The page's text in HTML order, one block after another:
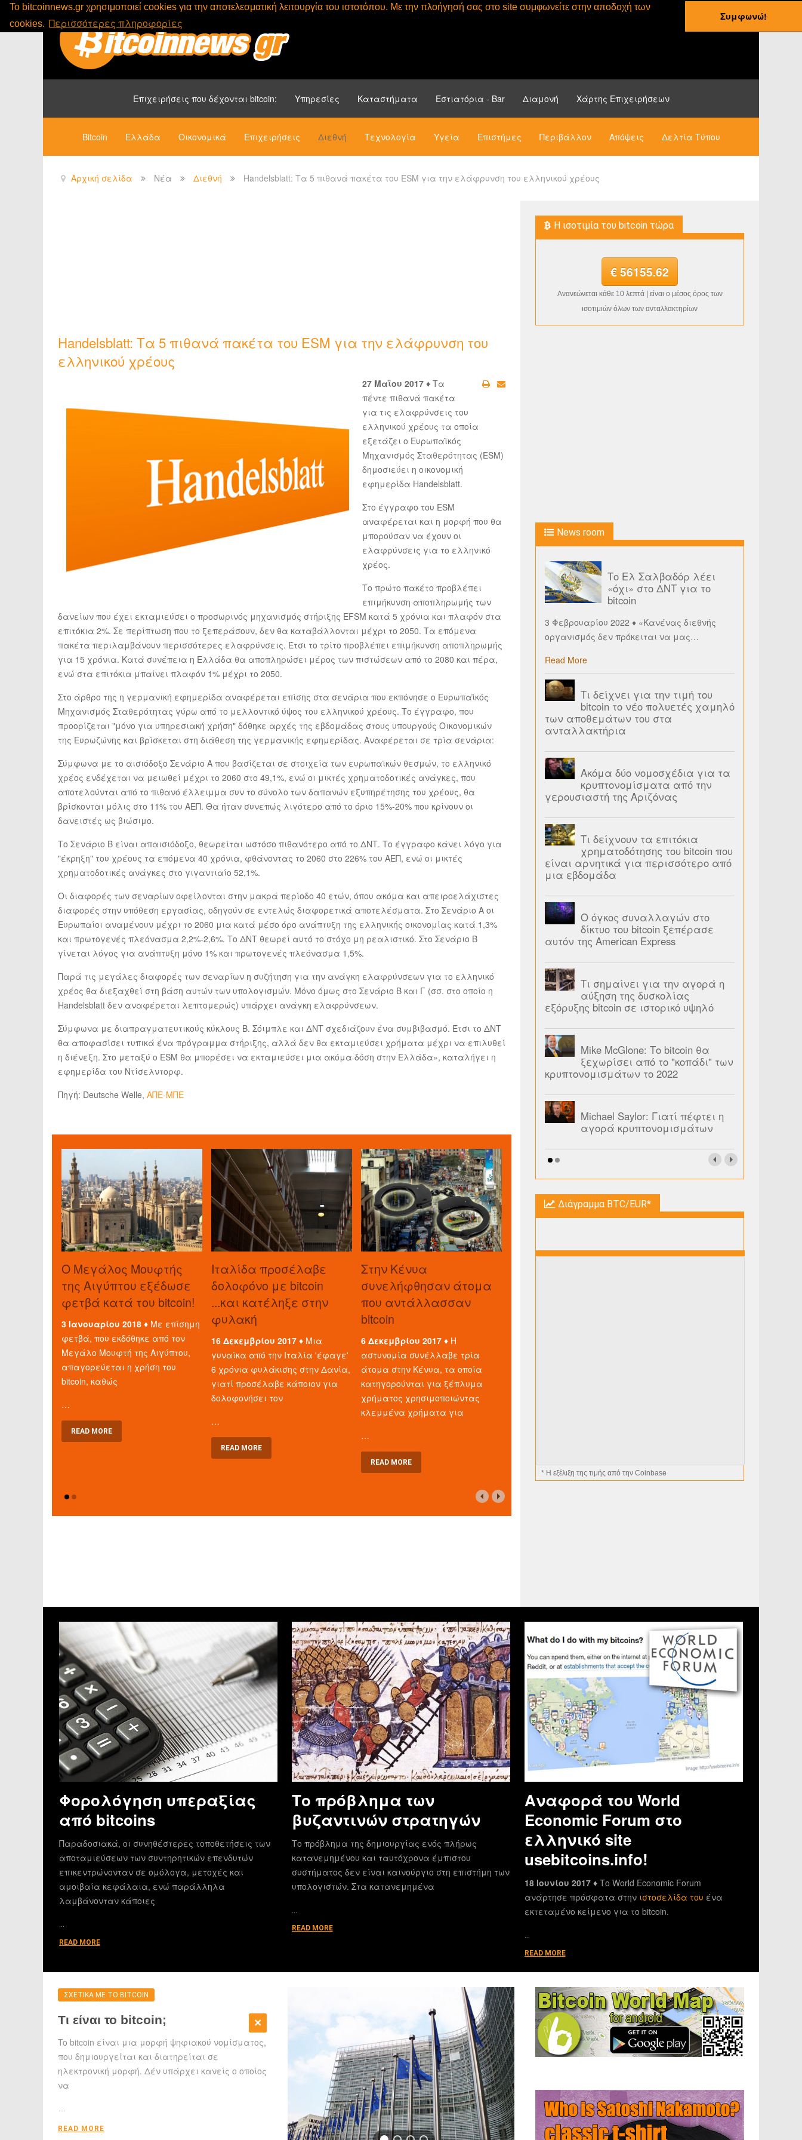
To bitcoinnews.gr χρησιμοποιεί cookies για την αποτελεσματική λειτουργία του ιστοτόπου. Με την πλοήγησή σας στο site συμφωνείτε στην αποδοχή των
cookies. Περισσότερες πληροφορίες Συμφωνώ!
Επιχειρήσεις που δέχονται bitcoin: Υπηρεσίες Καταστήματα Εστιατόρια - Bar Διαμονή Χάρτης Επιχειρήσεων
Bitcoin Ελλάδα Οικονομικά Επιχειρήσεις Διεθνή Τεχνολογία Υγεία Επιστήμες Περιβάλλον Απόψεις Δελτία Τύπου
Αρχική σελίδα Νέα Διεθνή Handelsblatt: Τα 5 πιθανά πακέτα του ESM για την ελάφρυνση του ελληνικού χρέους
Handelsblatt: Τα 5 πιθανά πακέτα του ESM για την ελάφρυνση του
ελληνικού χρέους
27 Μαϊου 2017 ♦ Τα
πέντε πιθανά πακέτα
για τις ελαφρύνσεις του
ελληνικού χρέους τα οποία
εξετάζει ο Ευρωπαϊκός
Μηχανισμός Σταθερότητας (ESM)
δημοσιεύει η οικονομική
εφημερίδα Handelsblatt.
Στο έγγραφο του ESM
αναφέρεται και η μορφή που θα
μπορούσαν να έχουν οι
ελαφρύνσεις για το ελληνικό
χρέος.
Το πρώτο πακέτο προβλέπει
επιμήκυνση αποπληρωμής των
δανείων που έχει εκταμιεύσει ο προσωρινός μηχανισμός στήριξης EFSM κατά 5 χρόνια και πλαφόν στα
επιτόκια 2%. Σε περίπτωση που το ξεπεράσουν, δεν θα καταβάλλονται μέχρι το 2050. Τα επόμενα
πακέτα περιλαμβάνουν περισσότερες ελαφρύνσεις. Έτσι το τρίτο προβλέπει επιμήκυνση αποπληρωμής
για 15 χρόνια. Κατά συνέπεια η Ελλάδα θα αποπληρώσει μέρος των πιστώσεων από το 2080 και πέρα,
ενώ στα επιτόκια μπαίνει πλαφόν 1% μέχρι το 2050.
Στο άρθρο της η γερμανική εφημερίδα αναφέρεται επίσης στα σενάρια που εκπόνησε ο Ευρωπαϊκός
Μηχανισμός Σταθερότητας γύρω από το μελλοντικό ύψος του ελληνικού χρέους. Το έγγραφο, που
προορίζεται "μόνο για υπηρεσιακή χρήση" δόθηκε αρχές της εβδομάδας στους υπουργούς Οικονομικών
της Ευρωζώνης και βρίσκεται στη διάθεση της γερμανικής εφημερίδας. Αναφέρεται σε τρία σενάρια:
Σύμφωνα με το αισιόδοξο Σενάριο Α που βασίζεται σε στοιχεία των ευρωπαϊκών θεσμών, το ελληνικό
χρέος ενδέχεται να μειωθεί μέχρι το 2060 στο 49,1%, ενώ οι μικτές χρηματοδοτικές ανάγκες, που
αποτελούνται από το πιθανό έλλειμμα συν το σύνολο των δαπανών εξυπηρέτησης του χρέους, θα
βρίσκονται μόλις στο 11% του ΑΕΠ. Θα ήταν συνεπώς λιγότερο από το όριο 15%-20% που κρίνουν οι
δανειστές ως βιώσιμο.
Το Σενάριο Β είναι απαισιόδοξο, θεωρείται ωστόσο πιθανότερο από το ΔΝΤ. Το έγγραφο κάνει λόγο για
"έκρηξη" του χρέους τα επόμενα 40 χρόνια, φθάνοντας το 2060 στο 226% του ΑΕΠ, ενώ οι μικτές
χρηματοδοτικές ανάγκες στο γιγαντιαίο 52,1%.
Οι διαφορές των σεναρίων οφείλονται στην μακρά περίοδο 40 ετών, όπου ακόμα και απειροελάχιστες
διαφορές στην υπόθεση εργασίας, οδηγούν σε εντελώς διαφορετικά αποτελέσματα. Στο Σενάριο Α οι
Ευρωπαίοι αναμένουν μέχρι το 2060 μια κατά μέσο όρο ανάπτυξη της ελληνικής οικονομίας κατά 1,3%
και πρωτογενές πλεόνασμα 2,2%-2,6%. Το ΔΝΤ θεωρεί αυτό το στόχο μη ρεαλιστικό. Στο Σενάριο Β
γίνεται λόγος για ανάπτυξη μόνο 1% και πρωτογενές πλεόνασμα 1,5%.
Παρά τις μεγάλες διαφορές των σεναρίων η συζήτηση για την ανάγκη ελαφρύνσεων για το ελληνικό
χρέος θα διεξαχθεί στη βάση αυτών των υπολογισμών. Μόνο όμως στο Σενάριο Β και Γ (σσ. στο οποίο η
Handelsblatt δεν αναφέρεται λεπτομερώς) υπάρχει ανάγκη ελαφρύνσεων.
Σύμφωνα με διαπραγματευτικούς κύκλους Β. Σόιμπλε και ΔΝΤ σχεδιάζουν ένα συμβιβασμό. Έτσι το ΔΝΤ
θα αποφασίσει τυπικά ένα πρόγραμμα στήριξης, αλλά δεν θα εκταμιεύσει χρήματα μέχρι να επιλυθεί
η διένεξη. Στο μεταξύ ο ESM θα μπορέσει να εκταμιεύσει μια ακόμα δόση στην Ελλάδα», καταλήγει η
εφημερίδα του Ντίσελντορφ.
Πηγή: Deutsche Welle, ΑΠΕ-ΜΠΕ
O Μεγάλος Μουφτής
της Αιγύπτου εξέδωσε
φετβά κατά του bitcoin!
3 Ιανουαρίου 2018 ♦ Με επίσημη
φετβά, που εκδόθηκε από τον
Μεγάλο Μουφτή της Αιγύπτου,
απαγορεύεται η χρήση του
bitcoin, καθώς
…
READ MORE
Ιταλίδα προσέλαβε
δολοφόνο με bitcoin
...και κατέληξε στην
φυλακή
16 Δεκεμβρίου 2017 ♦ Μια
γυναίκα από την Ιταλία 'έφαγε'
6 χρόνια φυλάκισης στην Δανία,
γιατί προσέλαβε κάποιον για
δολοφονήσει τον
…
READ MORE
Στην Κένυα
συνελήφθησαν άτομα
που αντάλλασσαν
bitcoin
6 Δεκεμβρίου 2017 ♦ Η
αστυνομία συνέλλαβε τρία
άτομα στην Κένυα, τα οποία
κατηγορούνται για ξέπλυμα
χρήματος χρησιμοποιώντας
κλεμμένα χρήματα για
…
READ MORE
H ισοτιμία του bitcoin τώρα
€ 56155.62
Ανανεώνεται κάθε 10 λεπτά | είναι ο μέσος όρος των
ισοτιμιών όλων των ανταλλακτηρίων
News room
Το Ελ Σαλβαδόρ λέει
«όχι» στο ΔΝΤ για το
bitcoin
3 Φεβρουαρίου 2022 ♦ «Κανένας διεθνής
οργανισμός δεν πρόκειται να μας…
Read More
Τι δείχνει για την τιμή του
bitcoin το νέο πολυετές χαμηλό
των αποθεμάτων του στα
ανταλλακτήρια
Ακόμα δύο νομοσχέδια για τα
κρυπτονομίσματα από την
γερουσιαστή της Αριζόνας
Τι δείχνουν τα επιτόκια
χρηματοδότησης του bitcoin που
είναι αρνητικά για περισσότερο από
μια εβδομάδα
Ο όγκος συναλλαγών στο
δίκτυο του bitcoin ξεπέρασε
αυτόν της American Express
Τι σημαίνει για την αγορά η
αύξηση της δυσκολίας
εξόρυξης bitcoin σε ιστορικό υψηλό
Mike McGlone: Το bitcoin θα
ξεχωρίσει από το "κοπάδι" των
κρυπτονομισμάτων το 2022
Michael Saylor: Γιατί πέφτει η
αγορά κρυπτονομισμάτων
Διάγραμμα BTC/EUR*
* H εξέλιξη της τιμής από την Coinbase
Φορολόγηση υπεραξίας
από bitcoins
Παραδοσιακά, οι συνηθέστερες τοποθετήσεις των
αποταμιεύσεων των συντηρητικών επενδυτών
επικεντρώνονταν σε ομόλογα, μετοχές και
αμοιβαία κεφάλαια, ενώ παράλληλα
λαμβάνονταν κάποιες
READ MORE
Το πρόβλημα των
βυζαντινών στρατηγών
Το πρόβλημα της δημιουργίας ενός πλήρως
κατανεμημένου και ταυτόχρονα έμπιστου
συστήματος δεν είναι καινούργιο στη επιστήμη των
υπολογιστών. Στα κατανεμημένα
READ MORE
Αναφορά του World
Economic Forum στο
ελληνικό site
usebitcoins.info!
18 Ιουνίου 2017 ♦ Το World Economic Forum
ανάρτησε πρόσφατα στην ιστοσελίδα του ένα
εκτεταμένο κείμενο για το bitcoin.
READ MORE
ΣΧΕΤΙΚΑ ΜΕ ΤΟ BITCOIN
Τι είναι το bitcoin;
To bitcoin είναι μια μορφή ψηφιακού νομίσματος,
που δημιουργείται και διατηρείται σε
ηλεκτρονική μορφή. Δέν υπάρχει κανείς ο οποίος
να
READ MORE